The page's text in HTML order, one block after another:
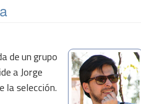
de un grupo
a Jorge
la selección.